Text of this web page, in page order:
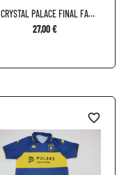
CRYSTAL PALACE FINAL FA
CUP...
27,00 €
favorite_border